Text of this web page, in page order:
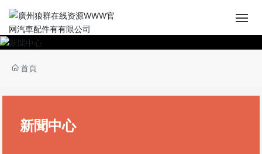
首頁
產品展廳
首頁
新聞中心